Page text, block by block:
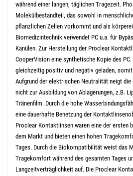
während einer langen, täglichen Tragezeit.
Molekülbestandteil, das sowohl in
pflanzlichen Zellen vorkommt und als
Biomedizintechnik verwendet PC u.a. für
Kanülen. Zur Herstellung der Proclear
CooperVision eine synthetische Kopie des
gleichzeitig positiv und negativ geladen,
Aufgrund der elektrischen Neutralität neigt
nicht zur Ausbildung von Ablagerungen, z.B.
Tränenfilm. Durch die hohe
eine dauerhafte Benetzung der
Proclear Kontaktlinsen waren eine der ersten
dem Markt und bieten einen hohen
Tages. Durch die Biokompatibilität weist das
Tragekomfort während des gesamten Tages
Langzeitverträglichkeit auf. Die Proclear